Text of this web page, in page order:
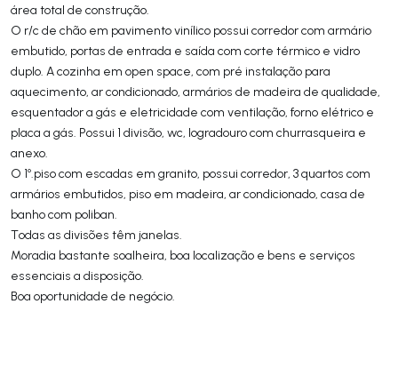
área total de construção.
O r/c de chão em pavimento vinílico possui corredor com armário
embutido, portas de entrada e saída com corte térmico e vidro
duplo. A cozinha em open space, com pré instalação para
aquecimento, ar condicionado, armários de madeira de qualidade,
esquentador a gás e eletricidade com ventilação, forno elétrico e
placa a gás. Possui 1 divisão, wc, logradouro com churrasqueira e
anexo.
O 1º.piso com escadas em granito, possui corredor, 3 quartos com
armários embutidos, piso em madeira, ar condicionado, casa de
banho com poliban.
Todas as divisões têm janelas.
Moradia bastante soalheira, boa localização e bens e serviços
essenciais a disposição.
Boa oportunidade de negócio.